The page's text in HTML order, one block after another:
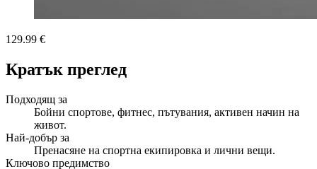
129.99 €
Кратък преглед
Подходящ за
Бойни спортове, фитнес, пътувания, активен начин на
живот.
Най-добър за
Пренасяне на спортна екипировка и лични вещи.
Ключово предимство